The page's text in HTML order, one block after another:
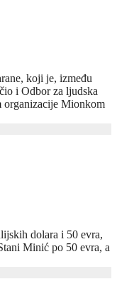
koji je, između
i Odbor za ljudska
organizacije Mionkom
dolara i 50 evra,
Minić po 50 evra, a